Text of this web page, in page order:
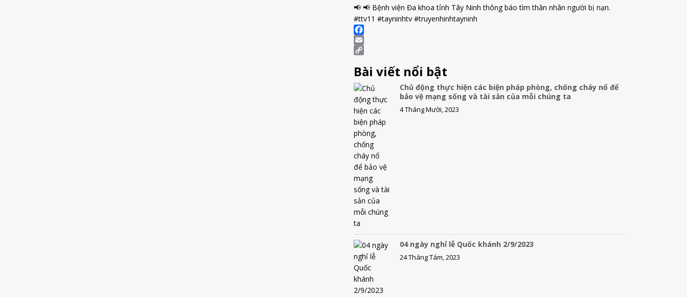
📢 📢 Bệnh viện Đa khoa tỉnh Tây Ninh thông báo tìm thân nhân người bị nạn.
#ttv11 #tayninhtv #truyenhinhtayninh
F
a
e
b
o
o
k
E
a
i
l
o
p
y
L
i
n
k
Bài viết nổi bật
Chủ động thực hiện các biện pháp phòng, chống cháy nổ để
bảo vệ mạng sống và tài sản của mỗi chúng ta
4 Tháng Mười, 2023
04 ngày nghỉ lễ Quốc khánh 2/9/2023
24 Tháng Tám, 2023